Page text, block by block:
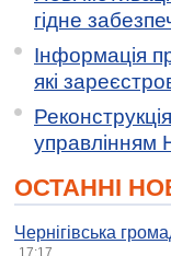
гідне
Інформація
які
ОСТАННІ
Чернігівська
17:17